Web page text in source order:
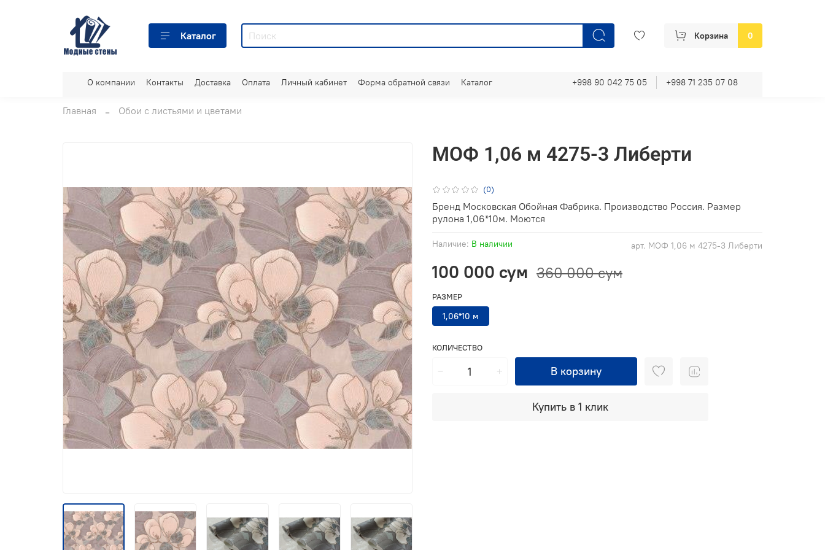
Каталог Корзина 0
О компании Контакты Доставка Оплата Личный кабинет Форма обратной связи Каталог +998 90 042 75 05 +998 71 235 07 08
Главная Обои с листьями и цветами
(0)
арт. МОФ 1,06 м 4275-3 Либерти
Наличие: В наличии
МОФ 1,06 м 4275-3 Либерти
100 000 сум 360 000 сум
КОЛИЧЕСТВО
В корзину
Купить в 1 клик
РАЗМЕР
1,06*10 м
Бренд Московская Обойная Фабрика. Производство Россия. Размер
рулона 1,06*10м. Моются